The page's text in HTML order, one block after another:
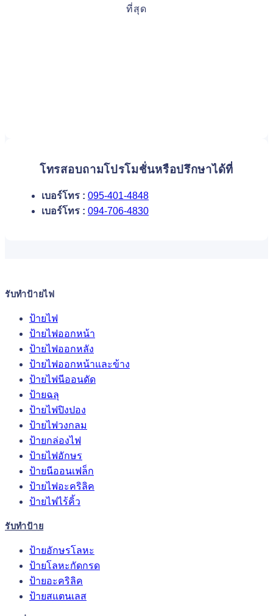
ที่สุด
โทรสอบถามโปรโมชั่นหรือปรึกษาได้ที่
เบอร์โทร : 095-401-4848
เบอร์โทร : 094-706-4830
รับทำป้ายไฟ
ป้ายไฟ
ป้ายไฟออกหน้า
ป้ายไฟออกหลัง
ป้ายไฟออกหน้าและข้าง
ป้ายไฟนีออนดัด
ป้ายฉลุ
ป้ายไฟปิงปอง
ป้ายไฟวงกลม
ป้ายกล่องไฟ
ป้ายไฟอักษร
ป้ายนีออนเฟล็ก
ป้ายไฟอะคริลิค
ป้ายไฟไร้คิ้ว
รับทำป้าย
ป้ายอักษรโลหะ
ป้ายโลหะกัดกรด
ป้ายอะคริลิค
ป้ายสแตนเลส